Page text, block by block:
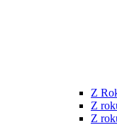
Z
Z
Z